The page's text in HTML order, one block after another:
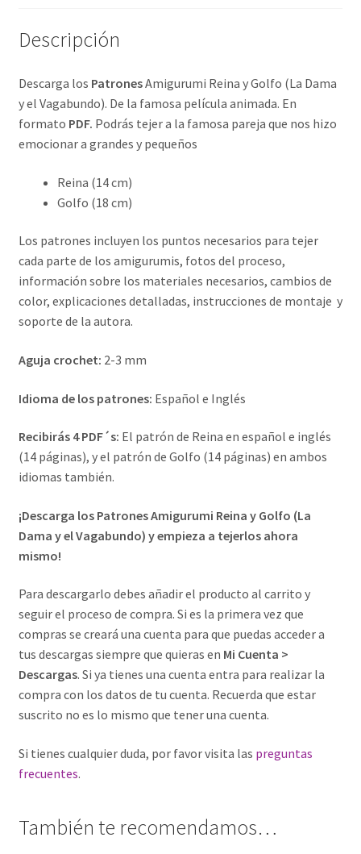
Descripción
Descarga los PatronesAmigurumi Reina y Golfo (La Dama
y el Vagabundo). De la famosa película animada. En
formato PDF. Podrás tejer a la famosa pareja que nos hizo
emocionar a grandes y pequeños
Reina (14 cm)
Golfo (18 cm)
Los patrones incluyen los puntos necesarios para tejer
cada parte de los amigurumis, fotos del proceso,
información sobre los materiales necesarios, cambios de
color, explicaciones detalladas, instrucciones de montaje y
soporte de la autora.
Aguja crochet: 2-3 mm
Idioma de los patrones: Español e Inglés
Recibirás 4 PDF´s: El patrón de Reina en español e inglés
(14 páginas), y el patrón de Golfo (14 páginas) en ambos
idiomas también.
¡Descarga los Patrones Amigurumi Reina y Golfo (La
Dama y el Vagabundo) y empieza a tejerlos ahora
mismo!
Para descargarlo debes añadir el producto al carrito y
seguir el proceso de compra. Si es la primera vez que
compras se creará una cuenta para que puedas acceder a
tus descargas siempre que quieras en Mi Cuenta >
Descargas. Si ya tienes una cuenta entra para realizar la
compra con los datos de tu cuenta. Recuerda que estar
suscrito no es lo mismo que tener una cuenta.
Si tienes cualquier duda, por favor visita las preguntas
frecuentes.
También te recomendamos…